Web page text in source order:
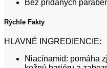
Bez pridaných
Rýchle Fakty
HLAVNÉ INGREDIENCIE:
Niacínamid: pomáha